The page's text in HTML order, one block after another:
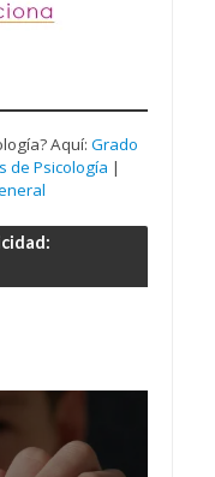
Aquí: Grado
de Psicología |